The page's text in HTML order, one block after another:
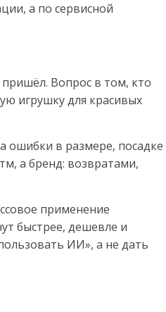
а по сервисной
Вопрос в том, кто
игрушку для красивых
ошибки в размере, посадке
а бренд: возвратами,
применение
быстрее, дешевле и
ИИ», а не дать